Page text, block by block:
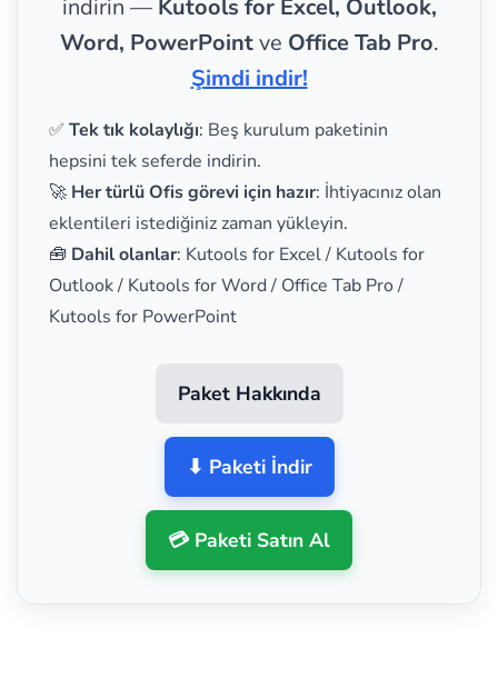
indirin — Kutools for Excel, Outlook,
Word, PowerPointve Office Tab Pro.
Şimdi indir!
✅ Tek tık kolaylığı: Beş kurulum paketinin
hepsini tek seferde indirin.
🚀 Her türlü Ofis görevi için hazır: İhtiyacınız olan
eklentileri istediğiniz zaman yükleyin.
🧰 Dahil olanlar: Kutools for Excel / Kutools for
Outlook / Kutools for Word / Office Tab Pro /
Kutools for PowerPoint
Paket Hakkında
⬇ Paketi İndir
💳 Paketi Satın Al